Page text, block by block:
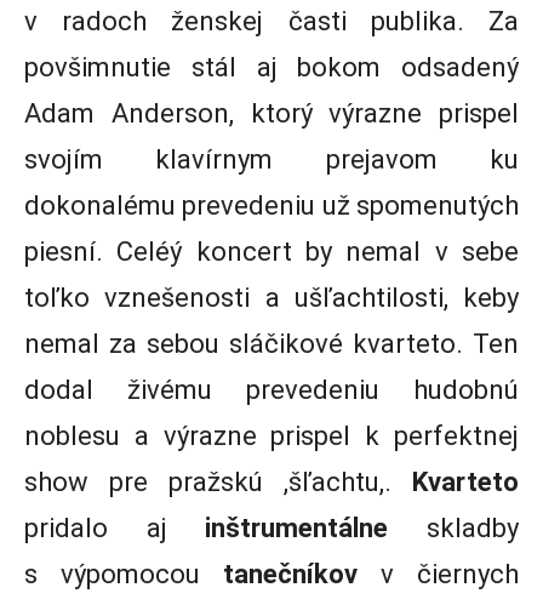
v radoch ženskej časti publika. Za
povšimnutie stál aj bokom odsadený
Adam Anderson, ktorý výrazne prispel
svojím klavírnym prejavom ku
dokonalému prevedeniu už spomenutých
piesní. Celéý koncert by nemal v sebe
toľko vznešenosti a ušľachtilosti, keby
nemal za sebou sláčikové kvarteto. Ten
dodal živému prevedeniu hudobnú
noblesu a výrazne prispel k perfektnej
show pre pražskú ,šľachtu,. Kvarteto
pridalo aj inštrumentálne skladby
s výpomocou tanečníkov v čiernych